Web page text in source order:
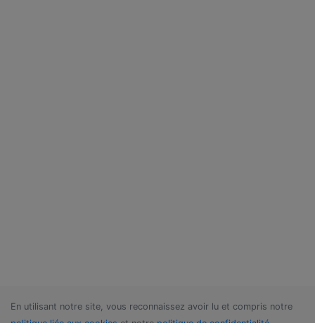
En utilisant notre site, vous reconnaissez avoir lu et compris notre